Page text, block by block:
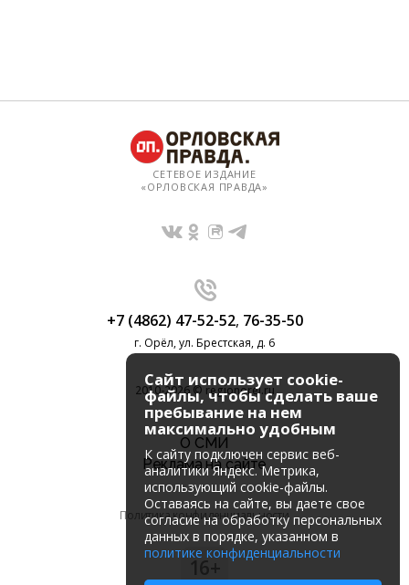
СЕТЕВОЕ ИЗДАНИЕ
«ОРЛОВСКАЯ ПРАВДА»
+7 (4862) 47-52-52, 76-35-50
г. Орёл, ул. Брестская, д. 6
2010-2026 © regionorel.ru
О СМИ
Реклама на сайте
Политика конфиденциальности
16+
Сайт использует cookie-
файлы, чтобы сделать ваше
пребывание на нем
максимально удобным
К cайту подключен сервис веб-
аналитики Яндекс. Метрика,
использующий cookie-файлы.
Оставаясь на сайте, вы даете свое
согласие на обработку персональных
данных в порядке, указанном в
политике конфиденциальности